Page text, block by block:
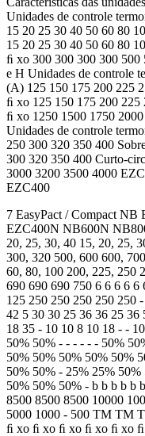
Unidades de controle
15 20 25 30 40 50 60 80
15 20 25 30 40 50 60 80
ﬁ xo 300 300 300 300 500
e H Unidades de controle
(A) 125 150 175 200 225
ﬁ xo 125 150 175 200
ﬁ xo 1250 1500 1750
Unidades de controle
250 300 320 350 400
300 320 350 400 Curto-
3000 3200 3500 4000
EZC400
7 EasyPact / Compact
EZC400N NB600N
20, 25, 30, 40 15, 20, 25,
300, 320 500, 600 600,
60, 80, 100 200, 225, 250
690 690 690 750 6 6 6 6 6
125 250 250 250 250 250
42 5 30 30 25 36 36 25 36
18 35 - 10 10 8 10 18 - -
50% 50% - - - - - - 50%
50% 50% 50% 50% 50%
50% 50% - 25% 25%
50% 50% 50% - b b b b b
8500 8500 8500 10000
5000 1000 - 500 TM TM
ﬁ xo ﬁ xo ﬁ xo ﬁ xo ﬁ xo